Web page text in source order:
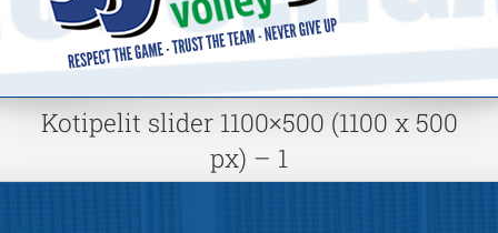
Kotipelit slider 1100×500 (1100 x 500
px) – 1